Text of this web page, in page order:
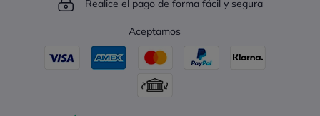
Realice el pago de forma fácil y segura
Aceptamos